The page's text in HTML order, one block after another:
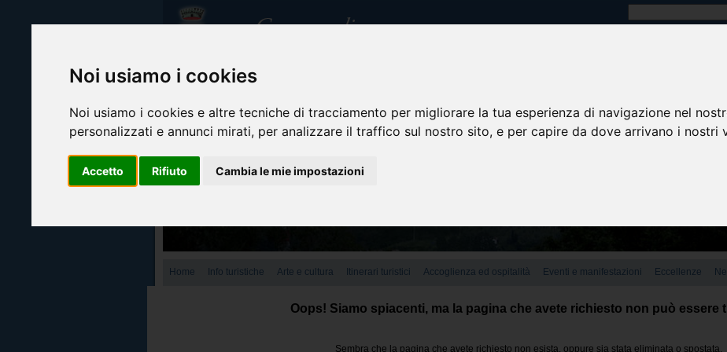
Noi usiamo i cookies
Noi usiamo i cookies e altre tecniche di tracciamento per migliorare la tua esperienza di navigazione nel
personalizzati e annunci mirati, per analizzare il traffico sul nostro sito, e per capire da dove arrivano i nostri
Accetto Rifiuto Cambia le mie impostazioni
Home Info turistiche Arte e cultura Itinerari turistici Accoglienza ed ospitalità Eventi e manifestazioni Eccellenze
Oops! Siamo spiacenti, ma la pagina che avete richiesto non può essere
Sembra che la pagina che avete richiesto non esista, oppure sia stata eliminata o spostata.